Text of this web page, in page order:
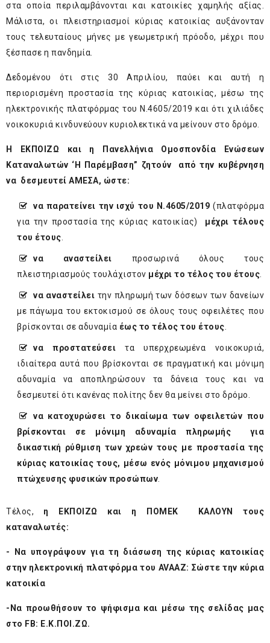
στα οποία περιλαμβάνονται και κατοικίες χαμηλής αξίας.
Μάλιστα, οι πλειστηριασμοί κύριας κατοικίας αυξάνονταν
τους τελευταίους μήνες με γεωμετρική πρόοδο, μέχρι που
ξέσπασε η πανδημία.
Δεδομένου ότι στις 30 Απριλίου, παύει και αυτή η
περιορισμένη προστασία της κύριας κατοικίας, μέσω της
ηλεκτρονικής πλατφόρμας του Ν.4605/2019 και ότι χιλιάδες
νοικοκυριά κινδυνεύουν κυριολεκτικά να μείνουν στο δρόμο.
Η ΕΚΠΟΙΖΩ και η Πανελλήνια Ομοσπονδία Ενώσεων
Καταναλωτών ‘Η Παρέμβαση” ζητούν από την κυβέρνηση
να δεσμευτεί ΑΜΕΣΑ, ώστε:
να παρατείνει την ισχύ του Ν.4605/2019 (πλατφόρμα
για την προστασία της κύριας κατοικίας) μέχρι τέλους
του έτους.
να αναστείλει προσωρινά όλους τους
πλειστηριασμούς τουλάχιστον μέχρι το τέλος του έτους.
να αναστείλει την πληρωμή των δόσεων των δανείων
με πάγωμα του εκτοκισμού σε όλους τους οφειλέτες που
βρίσκονται σε αδυναμία έως το τέλος του έτους.
να προστατεύσει τα υπερχρεωμένα νοικοκυριά,
ιδιαίτερα αυτά που βρίσκονται σε πραγματική και μόνιμη
αδυναμία να αποπληρώσουν τα δάνεια τους και να
δεσμευτεί ότι κανένας πολίτης δεν θα μείνει στο δρόμο.
να κατοχυρώσει το δικαίωμα των οφειλετών που
βρίσκονται σε μόνιμη αδυναμία πληρωμής για
δικαστική ρύθμιση των χρεών τους με προστασία της
κύριας κατοικίας τους, μέσω ενός μόνιμου μηχανισμού
πτώχευσης φυσικών προσώπων.
Τέλος, η ΕΚΠΟΙΖΩ και η ΠΟΜΕΚ ΚΑΛΟΥΝ τους
καταναλωτές:
- Να υπογράψουν για τη διάσωση της κύριας κατοικίας
στην ηλεκτρονική πλατφόρμα του AVAAZ: Σώστε την κύρια
κατοικία
-Να προωθήσουν το ψήφισμα και μέσω της σελίδας μας
στο FB: Ε.Κ.ΠΟΙ.ΖΩ.